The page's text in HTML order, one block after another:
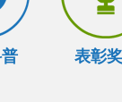
表彰